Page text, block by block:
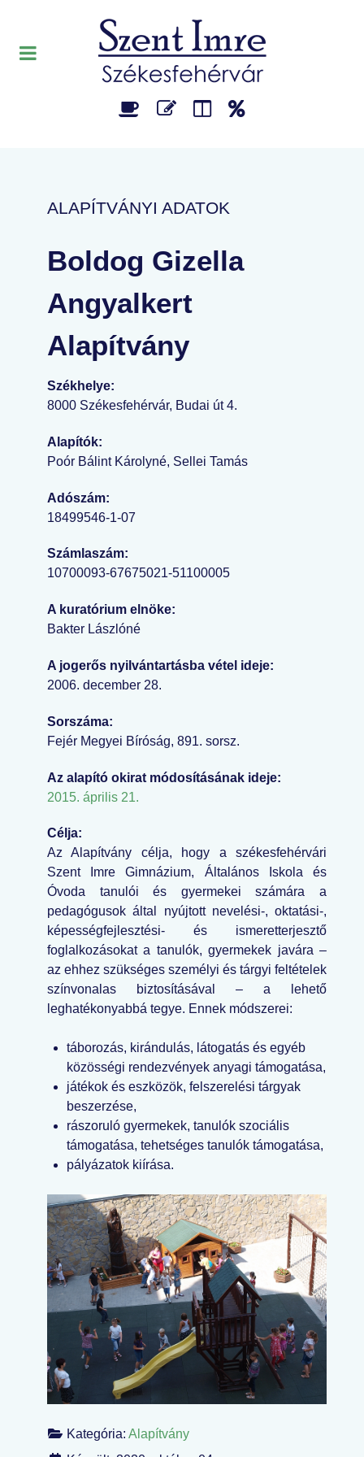
ALAPÍTVÁNYI ADATOK
Boldog Gizella
Angyalkert
Alapítvány
Székhelye:
8000 Székesfehérvár, Budai út 4.
Alapítók:
Poór Bálint Károlyné, Sellei Tamás
Adószám:
18499546-1-07
Számlaszám:
10700093-67675021-51100005
A kuratórium elnöke:
Bakter Lászlóné
A jogerős nyilvántartásba vétel ideje:
2006. december 28.
Sorszáma:
Fejér Megyei Bíróság, 891. sorsz.
Az alapító okirat módosításának ideje:
2015. április 21.
Célja:
Az Alapítvány célja, hogy a székesfehérvári
Szent Imre Gimnázium, Általános Iskola és
Óvoda tanulói és gyermekei számára a
pedagógusok által nyújtott nevelési-, oktatási-,
képességfejlesztési- és ismeretterjesztő
foglalkozásokat a tanulók, gyermekek javára –
az ehhez szükséges személyi és tárgyi feltételek
színvonalas biztosításával – a lehető
leghatékonyabbá tegye. Ennek módszerei:
táborozás, kirándulás, látogatás és egyéb
közösségi rendezvények anyagi támogatása,
játékok és eszközök, felszerelési tárgyak
beszerzése,
rászoruló gyermekek, tanulók szociális
támogatása, tehetséges tanulók támogatása,
pályázatok kiírása.
Kategória: Alapítvány